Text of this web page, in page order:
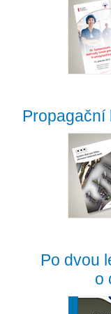
Propagační
Po dvou
o